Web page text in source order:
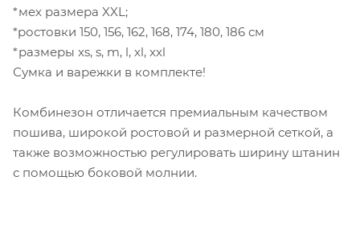
*мех размера XXL;
*ростовки 150, 156, 162, 168, 174, 180, 186 см
*размеры xs, s, m, l, xl, xxl
Сумка и варежки в комплекте!
Комбинезон отличается премиальным качеством
пошива, широкой ростовой и размерной сеткой, а
также возможностью регулировать ширину штанин
с помощью боковой молнии.